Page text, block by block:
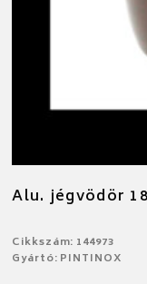
Alu. jégvödör
Cikkszám: 144973
Gyártó: PINTINOX